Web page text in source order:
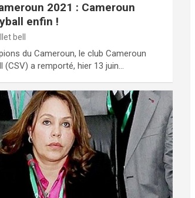
2021 : Cameroun
enfin !
bell
du Cameroun, le club Cameroun
(CSV) a remporté, hier 13 juin…